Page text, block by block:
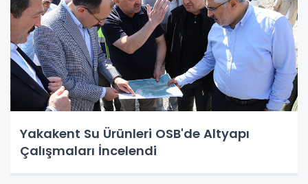
Yakakent Su Ürünleri OSB'de Altyapı
Çalışmaları İncelendi